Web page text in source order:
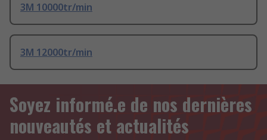
3M 10000tr/min
3M 12000tr/min
Soyez informé.e de nos dernières
nouveautés et actualités